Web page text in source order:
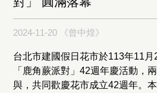
2024-11-20 《曾中煌》
台北市建國假日花市於113年11
「鹿角蕨派對」42週年慶活動，
與，共同歡慶花市成立42週年。